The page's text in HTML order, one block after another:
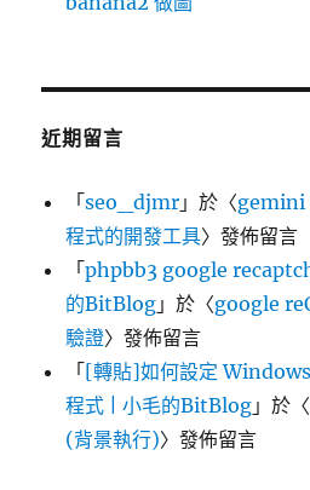
近期留言
「seo_djmr 」於〈gemini
程式的開發工具〉發佈留言
「phpbb3 google
的BitBlog 」於〈google
驗證〉發佈留言
「[轉貼]如何設定
程式 | 小毛的BitBlog 」於〈
(背景執行)〉發佈留言